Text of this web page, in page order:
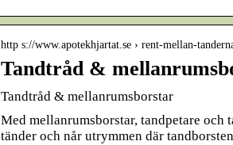
http s://www.apotekhjartat.se › rent-mellan-
Tandtråd &
Tandtråd & mellanrumsborstar
Med mellanrumsborstar, tandpetare
tänder och når utrymmen där